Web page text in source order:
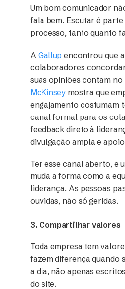
Um bom comunicador
fala bem. Escutar é parte
processo, tanto quanto
A Gallup encontrou que
colaboradores
suas opiniões contam no
McKinseymostra que
engajamento costumam
canal formal para os
feedback direto à
divulgação ampla e
Ter esse canal aberto, e
muda a forma como a
liderança. As pessoas
ouvidas, não só geridas.
3. Compartilhar valores
Toda empresa tem
fazem diferença quando
a dia, não apenas
do site.